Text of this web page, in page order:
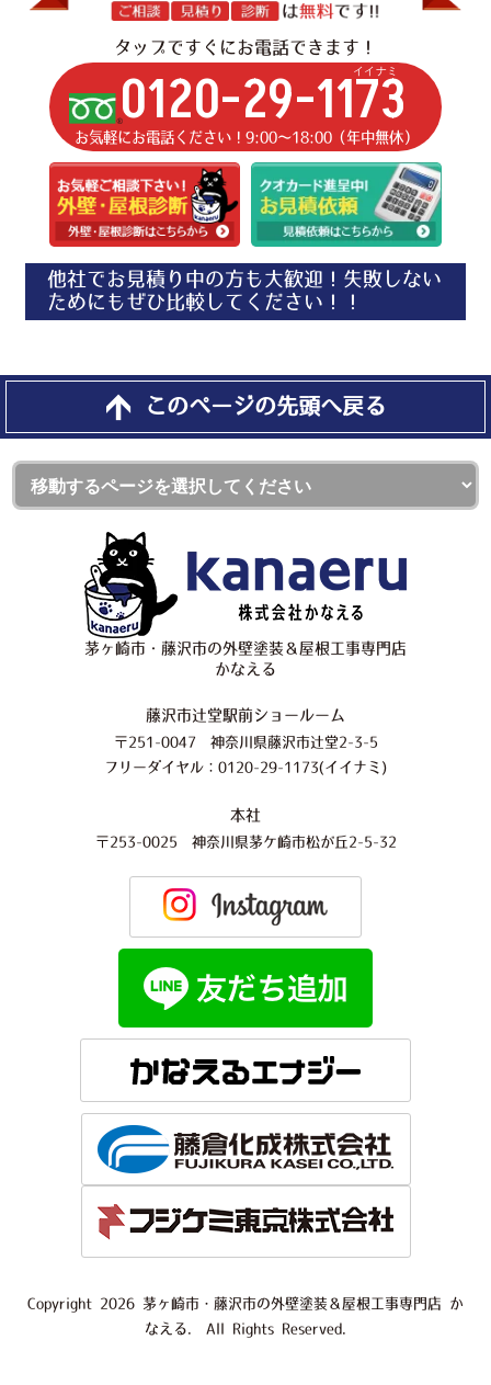
タップですぐにお電話できます！
0120-29-1173
イイナミ
お気軽にお電話ください！9:00〜18:00（年中無休）
他社でお見積り中の方も大歓迎！失敗しない
ためにもぜひ比較してください！！
このページの先頭へ戻る
茅ヶ崎市・藤沢市の外壁塗装＆屋根工事専門店
かなえる
藤沢市辻堂駅前ショールーム
〒251-0047 神奈川県藤沢市辻堂2-3-5
フリーダイヤル：0120-29-1173(イイナミ)
本社
〒253-0025 神奈川県茅ケ崎市松が丘2-5-32
Copyright 2026 茅ヶ崎市・藤沢市の外壁塗装＆屋根工事専門店 か
なえる. All Rights Reserved.